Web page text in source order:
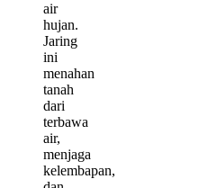
air
hujan.
Jaring
ini
menahan
tanah
dari
terbawa
air,
menjaga
kelembapan,